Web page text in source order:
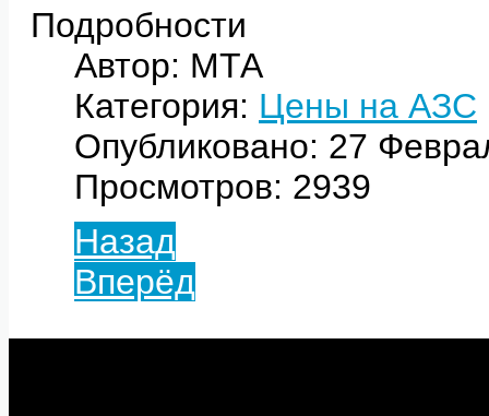
Подробности
Автор: МТА
Категория: Цены на АЗС
Опубликовано: 27
Просмотров: 2939
Назад
Вперёд